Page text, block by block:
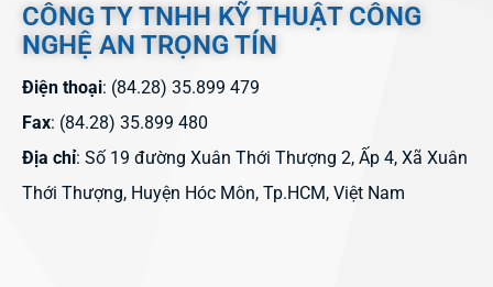
CÔNG TY TNHH KỸ THUẬT CÔNG
NGHỆ AN TRỌNG TÍN
Điện thoại: (84.28) 35.899 479
Fax: (84.28) 35.899 480
Địa chỉ: Số 19 đường Xuân Thới Thượng 2, Ấp 4, Xã Xuân
Thới Thượng, Huyện Hóc Môn, Tp.HCM, Việt Nam